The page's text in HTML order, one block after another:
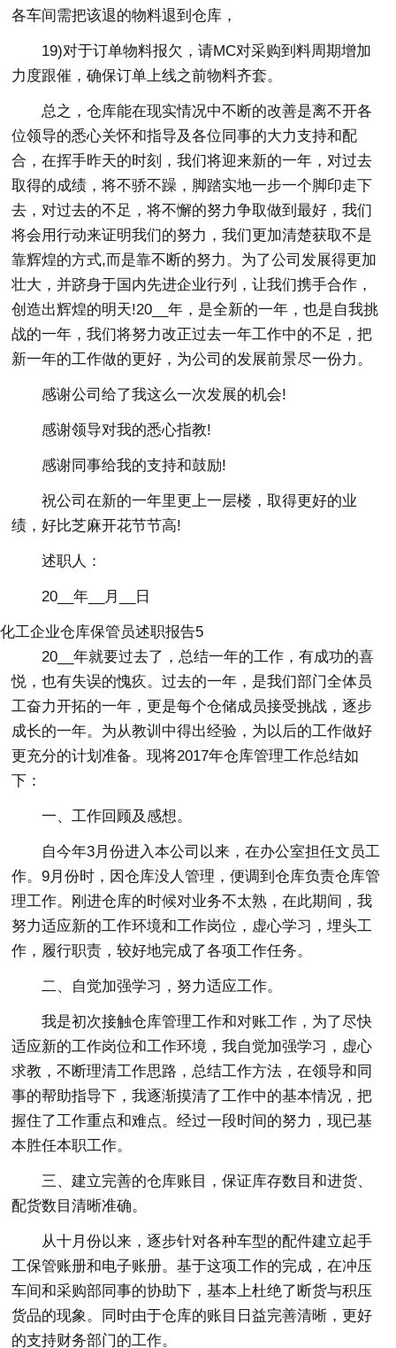
各车间需把该退的物料退到仓库，
19)对于订单物料报欠，请MC对采购到料周期增加
力度跟催，确保订单上线之前物料齐套。
总之，仓库能在现实情况中不断的改善是离不开各
位领导的悉心关怀和指导及各位同事的大力支持和配
合，在挥手昨天的时刻，我们将迎来新的一年，对过去
取得的成绩，将不骄不躁，脚踏实地一步一个脚印走下
去，对过去的不足，将不懈的努力争取做到最好，我们
将会用行动来证明我们的努力，我们更加清楚获取不是
靠辉煌的方式,而是靠不断的努力。为了公司发展得更加
壮大，并跻身于国内先进企业行列，让我们携手合作，
创造出辉煌的明天!20__年，是全新的一年，也是自我挑
战的一年，我们将努力改正过去一年工作中的不足，把
新一年的工作做的更好，为公司的发展前景尽一份力。
感谢公司给了我这么一次发展的机会!
感谢领导对我的悉心指教!
感谢同事给我的支持和鼓励!
祝公司在新的一年里更上一层楼，取得更好的业
绩，好比芝麻开花节节高!
述职人：
20__年__月__日
化工企业仓库保管员述职报告5
20__年就要过去了，总结一年的工作，有成功的喜
悦，也有失误的愧疚。过去的一年，是我们部门全体员
工奋力开拓的一年，更是每个仓储成员接受挑战，逐步
成长的一年。为从教训中得出经验，为以后的工作做好
更充分的计划准备。现将2017年仓库管理工作总结如
下：
一、工作回顾及感想。
自今年3月份进入本公司以来，在办公室担任文员工
作。9月份时，因仓库没人管理，便调到仓库负责仓库管
理工作。刚进仓库的时候对业务不太熟，在此期间，我
努力适应新的工作环境和工作岗位，虚心学习，埋头工
作，履行职责，较好地完成了各项工作任务。
二、自觉加强学习，努力适应工作。
我是初次接触仓库管理工作和对账工作，为了尽快
适应新的工作岗位和工作环境，我自觉加强学习，虚心
求教，不断理清工作思路，总结工作方法，在领导和同
事的帮助指导下，我逐渐摸清了工作中的基本情况，把
握住了工作重点和难点。经过一段时间的努力，现已基
本胜任本职工作。
三、建立完善的仓库账目，保证库存数目和进货、
配货数目清晰准确。
从十月份以来，逐步针对各种车型的配件建立起手
工保管账册和电子账册。基于这项工作的完成，在冲压
车间和采购部同事的协助下，基本上杜绝了断货与积压
货品的现象。同时由于仓库的账目日益完善清晰，更好
的支持财务部门的工作。